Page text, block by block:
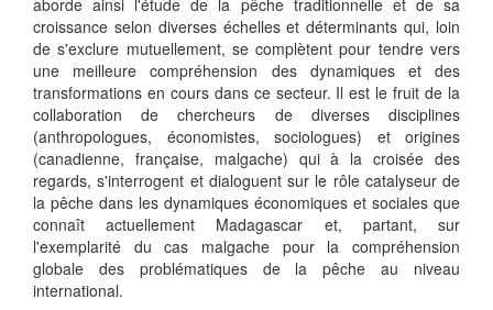
aborde ainsi l'étude de la pêche traditionnelle et de sa
croissance selon diverses échelles et déterminants qui, loin
de s'exclure mutuellement, se complètent pour tendre vers
une meilleure compréhension des dynamiques et des
transformations en cours dans ce secteur. Il est le fruit de la
collaboration de chercheurs de diverses disciplines
(anthropologues, économistes, sociologues) et origines
(canadienne, française, malgache) qui à la croisée des
regards, s'interrogent et dialoguent sur le rôle catalyseur de
la pêche dans les dynamiques économiques et sociales que
connaît actuellement Madagascar et, partant, sur
l'exemplarité du cas malgache pour la compréhension
globale des problématiques de la pêche au niveau
international.